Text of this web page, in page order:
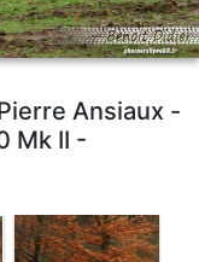
Ansiaux -
Mk II -